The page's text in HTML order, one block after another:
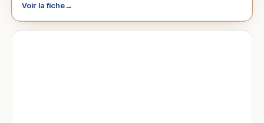
Voir la fiche→